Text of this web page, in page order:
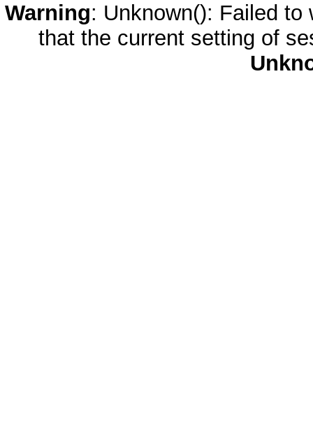
Warning: Unknown(): Failed
that the current setting of